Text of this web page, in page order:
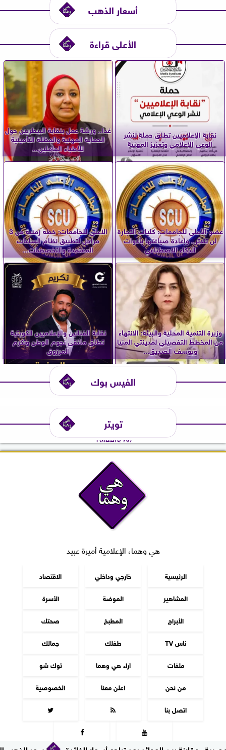
أسعار الذهب
الأعلى قراءة
نقابة الإعلاميين تطلق حملة لنشر
الوعي الإعلامي وتعزيز المهنية
غدا.. ورشة عمل بنقابة البيطريين حول
الحماية المهنية والمظلة التأمينية
للأطباء العاملين...
عضو الأعلى للجامعات: كليات التجارة
لن تندثر.. وإعادة صياغتها بأدوات
الذكاء الاصطناعي
الأعلى للجامعات: خطة زمنية من 3
مراحل لتطبيق نظام الساعات
المعتمدة والتخصصات...
وزيرة التنمية المحلية والبيئة: الانتهاء
من المخطط التفصيلي لمدينتي المنيا
ويوسف الصديق...
نقابة الفنانين والإعلاميين الكويتية
تطلق ملتقى نجوم الوطن وتكرم
المرزوق
الفيس بوك
تويتر
Tweets by
هي وهما، الإعلامية أميرة عبيد
الرئيسية خارجي وداخلي
الاقتصاد
المشاهير
الموضة
الأسرة
الأبراج
المطبخ
صحتك
ناس TV
طفلك
جمالك
ملفات
آراء هي وهما
توك شو
من نحن
اعلن معنا
الخصوصية
اتصل بنا



